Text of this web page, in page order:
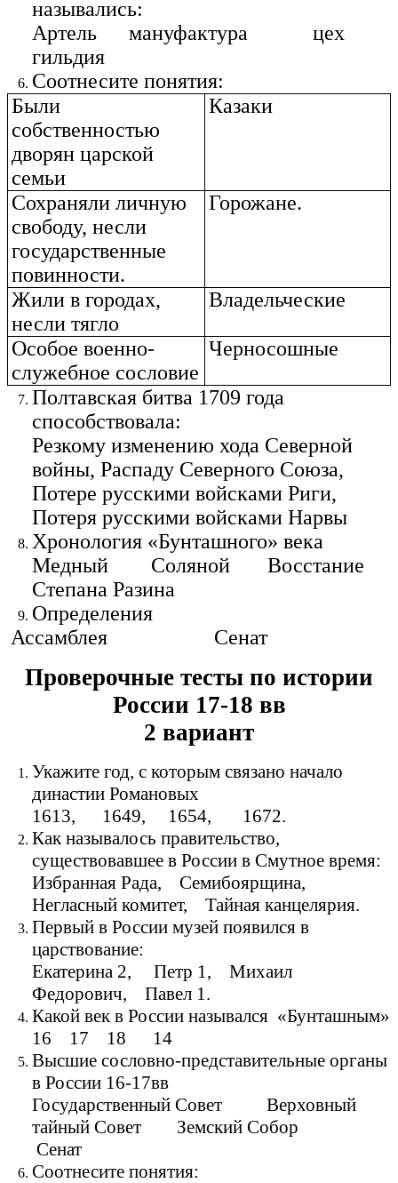
назывались:
Артель мануфактура цех
гильдия
Соотнесите понятия:
Были
собственностью
дворян царской
семьи
Казаки
Сохраняли личную
свободу, несли
государственные
повинности.
Горожане.
Жили в городах,
несли тягло
Владельческие
Особое военно-
служебное сословие
Черносошные
Полтавская битва 1709 года
способствовала:
Резкому изменению хода Северной
войны, Распаду Северного Союза,
Потере русскими войсками Риги,
Потеря русскими войсками Нарвы
Хронология «Бунташного» века
Медный Соляной Восстание
Степана Разина
Определения
Ассамблея Сенат
Проверочные тесты по истории
России 17-18 вв
2 вариант
Укажите год, с которым связано начало
династии Романовых
1613, 1649, 1654, 1672.
Как называлось правительство,
существовавшее в России в Смутное время:
Избранная Рада, Семибоярщина,
Негласный комитет, Тайная канцелярия.
Первый в России музей появился в
царствование:
Екатерина 2, Петр 1, Михаил
Федорович, Павел 1.
Какой век в России назывался «Бунташным»
16 17 18 14
Высшие сословно-представительные органы
в России 16-17вв
Государственный Совет Верховный
тайный Совет Земский Собор
Сенат
Соотнесите понятия: